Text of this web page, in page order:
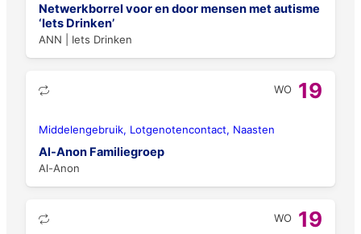
Netwerkborrel voor en door mensen met autisme
‘Iets Drinken’
ANN | Iets Drinken
WO 19
Middelengebruik, Lotgenotencontact, Naasten
Al-Anon Familiegroep
Al-Anon
WO 19